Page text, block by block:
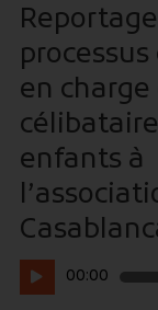
en charge
enfants à
Lecteur
audio
00:00